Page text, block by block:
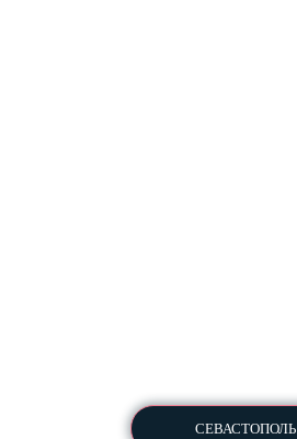
СЕВАСТОПОЛЬ